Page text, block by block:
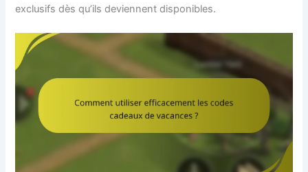
exclusifs dès qu’ils deviennent disponibles.